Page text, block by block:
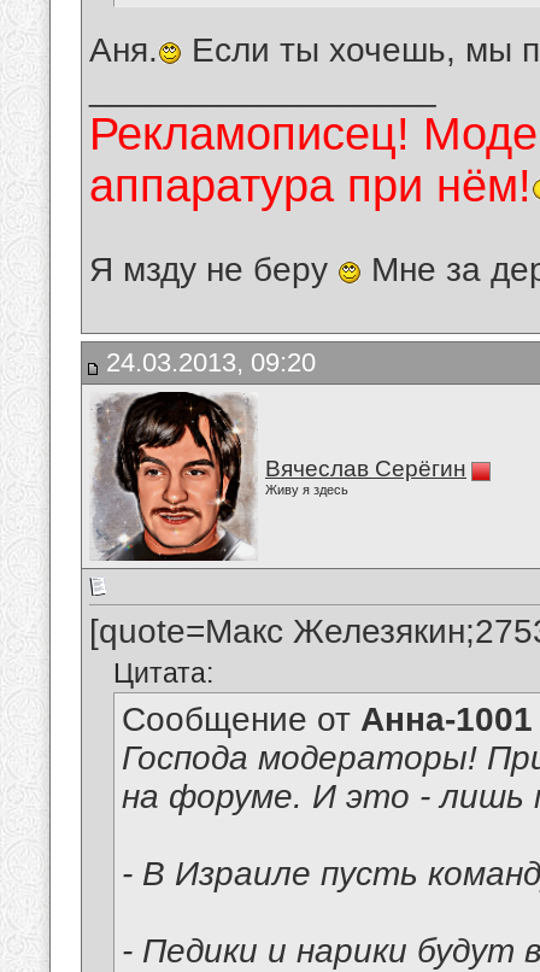
Аня.
Если ты хочешь, мы
Рекламописец!
аппаратура при нём!
Я мзду не беру Мне за
24.03.2013, 09:20
Вячеслав Серёгин
Живу я здесь
[quote=Макс
Цитата:
Сообщение от Анна-1001
Господа модераторы!
на форуме. И это - лишь
- В Израиле пусть
- Педики и нарики будут